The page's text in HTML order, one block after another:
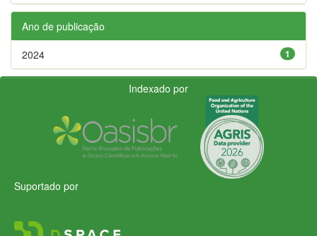
Ano de publicação
1
2024
Indexado por
Suportado por